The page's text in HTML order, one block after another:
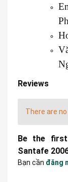
Reviews
There are
Be the first
Santafe
Bạn cần đăng